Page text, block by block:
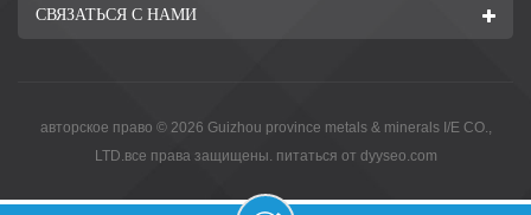
СВЯЗАТЬСЯ С НАМИ
авторское право © 2026 Guizhou province metals & minerals I/E CO.,
LTD.все права защищены. питаться от dyyseo.com